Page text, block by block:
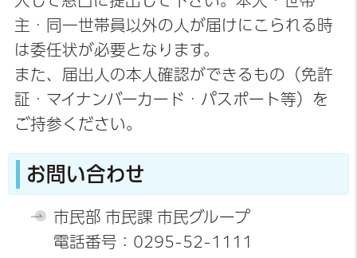
主・同一世帯員以外の人が届けにこられる時
は委任状が必要となります。
また、届出人の本人確認ができるもの（免許
証・マイナンバーカード・パスポート等）を
ご持参ください。
お問い合わせ
市民部 市民課 市民グループ
電話番号：0295-52-1111